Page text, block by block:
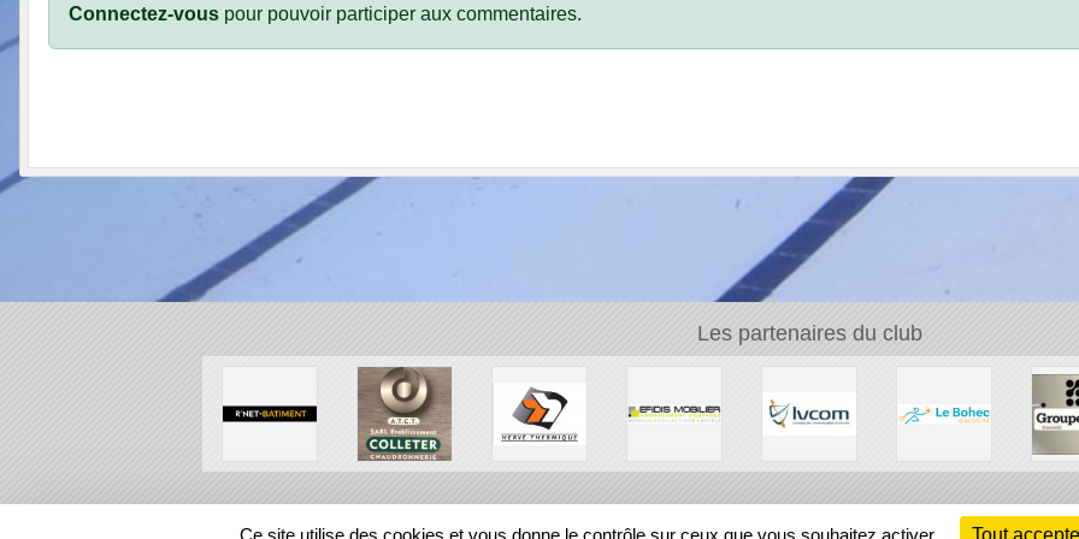
Connectez-vous pour pouvoir participer aux commentaires.
Les partenaires du club
REGIONS
Ce site utilise des cookies et vous donne le contrôle sur ceux que vous souhaitez activer Tout